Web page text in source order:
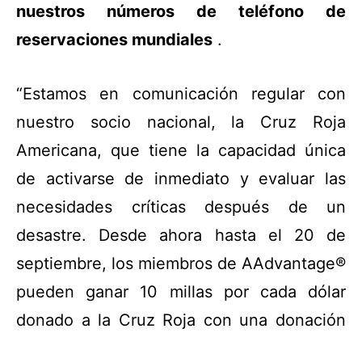
nuestros números de teléfono de
reservaciones mundiales .
“Estamos en comunicación regular con
nuestro socio nacional, la Cruz Roja
Americana, que tiene la capacidad única
de activarse de inmediato y evaluar las
necesidades críticas después de un
desastre. Desde ahora hasta el 20 de
septiembre, los miembros de AAdvantage®
pueden ganar 10 millas por cada dólar
donado a la Cruz Roja con una donación